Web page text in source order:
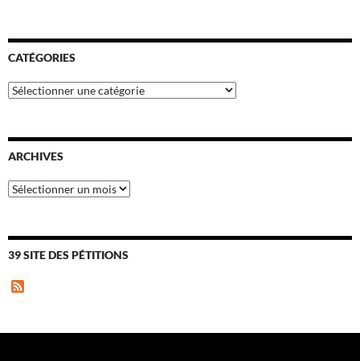
CATÉGORIES
Catégories
ARCHIVES
Archives
39 SITE DES PÉTITIONS